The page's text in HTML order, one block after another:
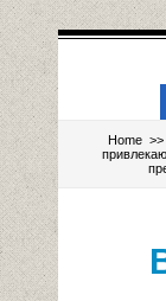
Home >>